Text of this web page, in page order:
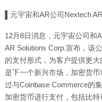
▌元宇宙和AR公司Nextech
12月8日消息，元宇宙公司和
AR Solutions Corp.宣布，该
的支付形式，为客户提供更
是下一个新兴市场，加密货
过与Coinbase Commerce的
加密货币进行支付，包括比